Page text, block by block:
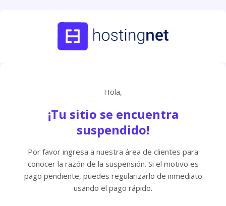
Hola,
¡Tu sitio se encuentra
suspendido!
Por favor ingresa a nuestra área de clientes para
conocer la razón de la suspensión. Si el motivo es
pago pendiente, puedes regularizarlo de inmediato
usando el pago rápido.